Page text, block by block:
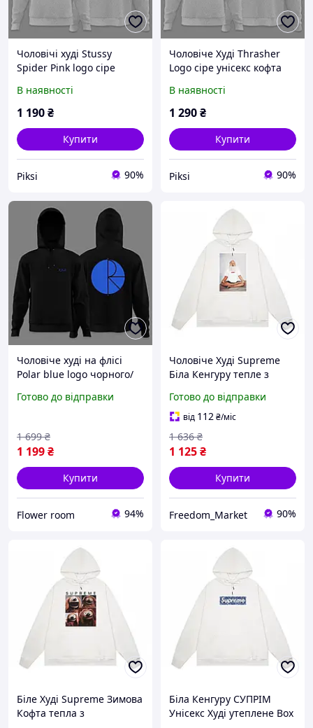
Чоловічі худі Stussy
Spider Pink logo сіре
стуссі з павуком кофта
В наявності
1 190₴
Купити
Piksi 90%
Чоловіче Худі Thrasher
Logo сіре унісекс кофта
з капюшоном кофта
В наявності
1 290₴
Купити
Piksi 90%
Чоловіче худі на флісі
Polar blue logo чорного/
Стильна зимова
blue logo з принтом
Готово до відправки
1 199₴
1 699 ₴
Купити
Flower room 94%
Чоловіче Худі Supreme
Біла Кенгуру тепле з
культове зимове
HDSU011W
Готово до відправки
від 112₴/міс
1 125₴
1 636 ₴
Купити
Freedom_Market 90%
Біле Худі Supreme Зимова
Кофта тепла з
Біла Кенгуру СУПРІМ
Унісекс Худі утеплене Box